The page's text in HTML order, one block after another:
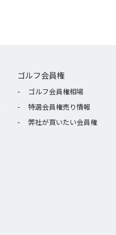
ゴルフ会員権
ゴルフ会員権相場
特選会員権売り情報
弊社が買いたい会員権